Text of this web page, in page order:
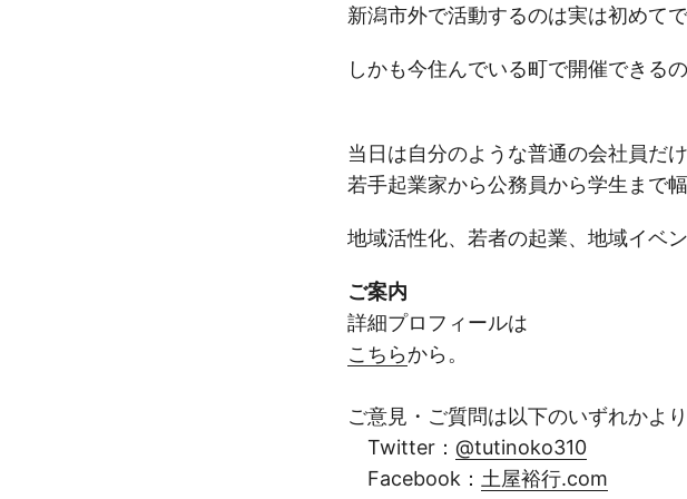
新潟市外で活動するのは実は初めてで
しかも今住んでいる町で開催できる
当日は自分のような普通の会社員だけ
若手起業家から公務員から学生まで
地域活性化、若者の起業、地域イベ
ご案内
詳細プロフィールは
こちらから。
ご意見・ご質問は以下のいずれかよ
Twitter： @tutinoko310
Facebook： 土屋裕行.com